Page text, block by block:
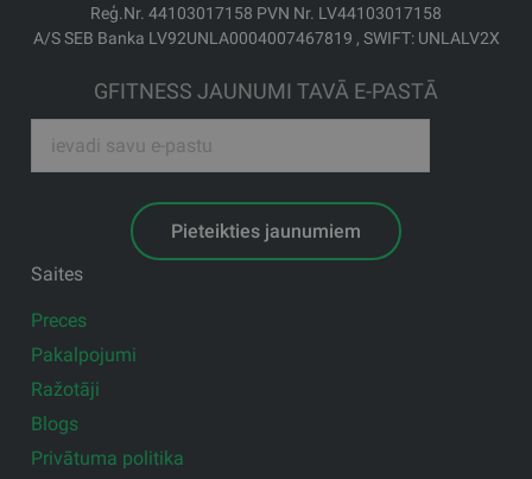
Reģ.Nr. 44103017158 PVN Nr. LV44103017158
A/S SEB Banka LV92UNLA0004007467819 , SWIFT: UNLALV2X
GFITNESS JAUNUMI TAVĀ E-PASTĀ
Pieteikties jaunumiem
Saites
Preces
Pakalpojumi
Ražotāji
Blogs
Privātuma politika